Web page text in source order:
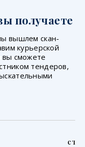
получаете
вышлем скан-
курьерской
вы сможете
тендеров,